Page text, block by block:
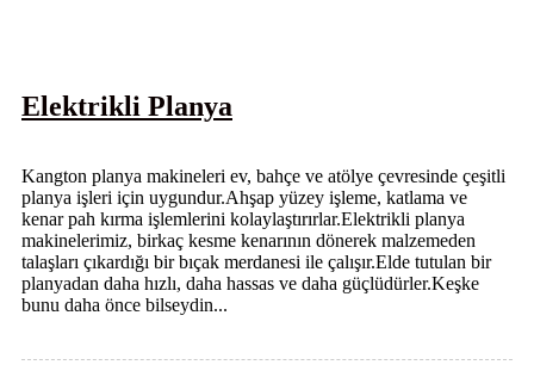
Elektrikli Planya
Kangton planya makineleri ev, bahçe ve atölye çevresinde çeşitli
planya işleri için uygundur.Ahşap yüzey işleme, katlama ve
kenar pah kırma işlemlerini kolaylaştırırlar.Elektrikli planya
makinelerimiz, birkaç kesme kenarının dönerek malzemeden
talaşları çıkardığı bir bıçak merdanesi ile çalışır.Elde tutulan bir
planyadan daha hızlı, daha hassas ve daha güçlüdürler.Keşke
bunu daha önce bilseydin...